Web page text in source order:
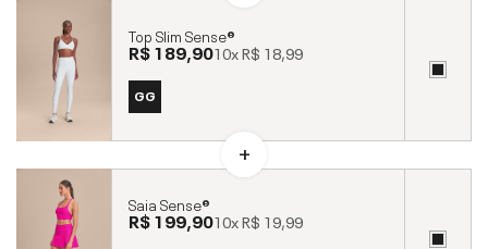
Top Slim Sense®
R$ 189,9010xR$ 18,99
GG
Saia Sense®
R$ 199,9010xR$ 19,99